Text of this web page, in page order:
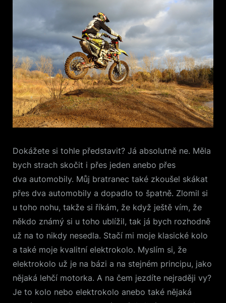
Dokážete si tohle představit? Já absolutně ne. Měla
bych strach skočit i přes jeden anebo přes
dva automobily. Můj bratranec také zkoušel skákat
přes dva automobily a dopadlo to špatně. Zlomil si
u toho nohu, takže si říkám, že když ještě vím, že
někdo známý si u toho ublížil, tak já bych rozhodně
už na to nikdy nesedla. Stačí mi moje klasické kolo
a také moje kvalitní elektrokolo. Myslím si, že
elektrokolo už je na bázi a na stejném principu, jako
nějaká lehčí motorka. A na čem jezdíte nejraději vy?
Je to kolo nebo elektrokolo anebo také nějaká